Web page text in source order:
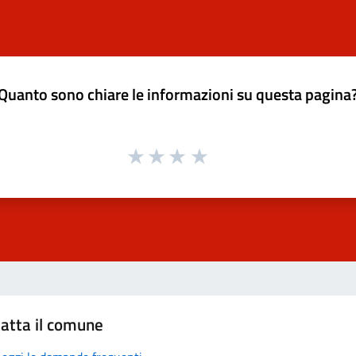
sono chiare le informazioni su questa
il comune